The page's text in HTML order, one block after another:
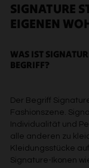
SIGNATURE
EIGENEN
WAS IST
BEGRIFF?
Der Begriff
Fashionszene.
Individualität und
alle anderen zu
Kleidungsstücke
Signature-Ikonen